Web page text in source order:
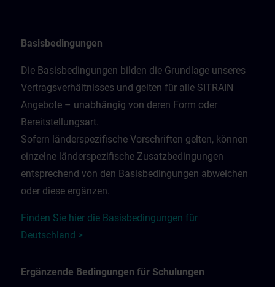
Basisbedingungen
Die Basisbedingungen bilden die Grundlage unseres
Vertragsverhältnisses und gelten für alle SITRAIN
Angebote – unabhängig von deren Form oder
Bereitstellungsart.
Sofern länderspezifische Vorschriften gelten, können
einzelne länderspezifische Zusatzbedingungen
entsprechend von den Basisbedingungen abweichen
oder diese ergänzen.
Finden Sie hier die Basisbedingungen für
Deutschland >
Ergänzende Bedingungen für Schulungen